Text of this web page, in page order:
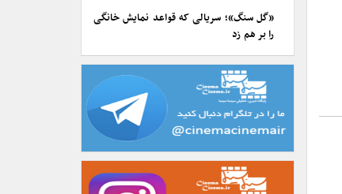
«گل سنگ»؛ سریالی که قواعد نمایش خانگی
را بر هم زد